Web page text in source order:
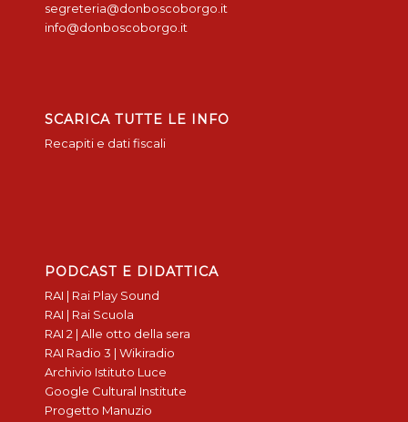
segreteria@donboscoborgo.it
info@donboscoborgo.it
SCARICA TUTTE LE INFO
Recapiti e dati fiscali
PODCAST E DIDATTICA
RAI | Rai Play Sound
RAI | Rai Scuola
RAI 2 | Alle otto della sera
RAI Radio 3 | Wikiradio
Archivio Istituto Luce
Google Cultural Institute
Progetto Manuzio